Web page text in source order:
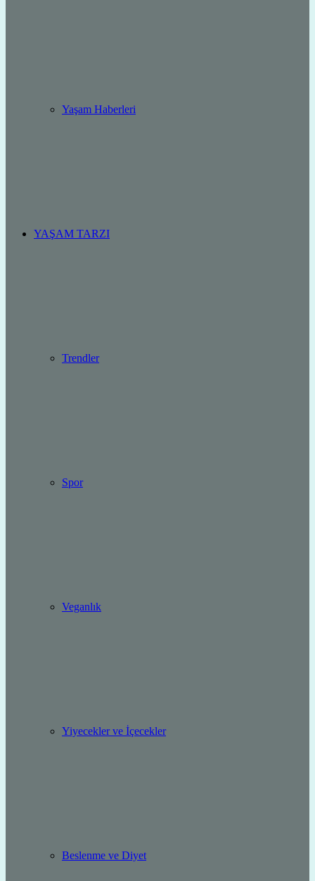
Yaşam Haberleri
YAŞAM TARZI
Trendler
Spor
Veganlık
Yiyecekler ve İçecekler
Beslenme ve Diyet